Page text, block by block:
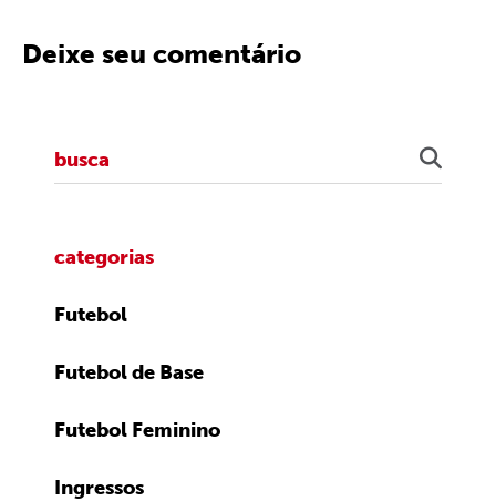
Deixe seu comentário
categorias
Futebol
Futebol de Base
Futebol Feminino
Ingressos